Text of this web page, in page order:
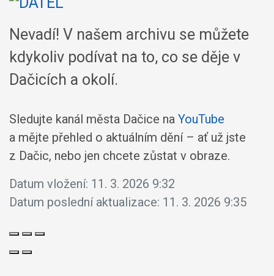
Nevadí! V našem archivu se můžete
kdykoliv podívat na to, co se děje v
Dačicích a okolí.
Sledujte kanál města Dačice na YouTube
a mějte přehled o aktuálním dění – ať už jste
z Dačic, nebo jen chcete zůstat v obraze.
Datum vložení: 11. 3. 2026 9:32
Datum poslední aktualizace: 11. 3. 2026 9:35